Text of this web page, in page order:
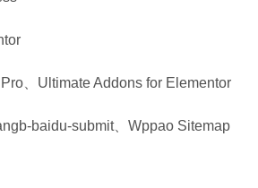
、Ultimate Addons for Elementor
baidu-submit、Wppao Sitemap